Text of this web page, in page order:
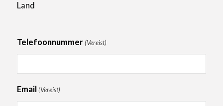
Lang Baranday AG
Farbhofstrasse 21
Switzerland
Land
Telefoonnummer (Vereist)
Email (Vereist)